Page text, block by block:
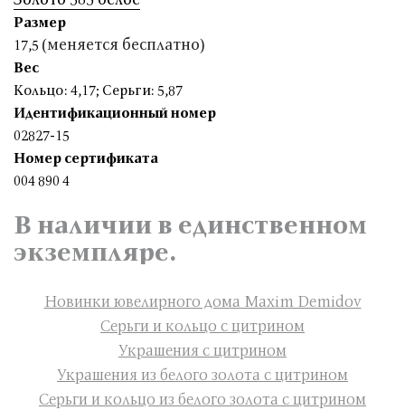
Размер
17,5 (меняется бесплатно)
Вес
Кольцо: 4,17; Серьги: 5,87
Идентификационный номер
02827-15
Номер сертификата
004 890 4
В наличии в единственном
экземпляре.
Новинки ювелирного дома Maxim Demidov
Серьги и кольцо с цитрином
Украшения с цитрином
Украшения из белого золота с цитрином
Серьги и кольцо из белого золота с цитрином